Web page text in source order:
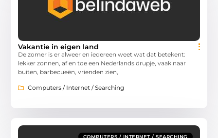
Vakantie in eigen land
De zomer is er alweer en iedereen weet wat dat betekent:
lekker zonnen, af en toe een Nederlands drupje, vaak naar
buiten, barbecueën, vrienden zien,
Computers / Internet / Searching